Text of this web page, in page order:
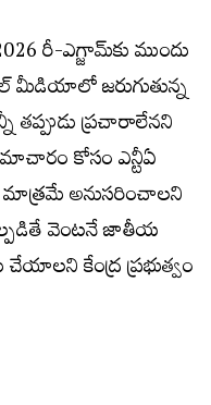
రీ-ఎగ్జామ్‌కు ముందు
మీడియాలో జరుగుతున్న
తప్పుడు ప్రచారాలేనని
కోసం ఎన్టీఏ
మాత్రమే అనుసరించాలని
వెంటనే జాతీయ
కేంద్ర ప్రభుత్వం